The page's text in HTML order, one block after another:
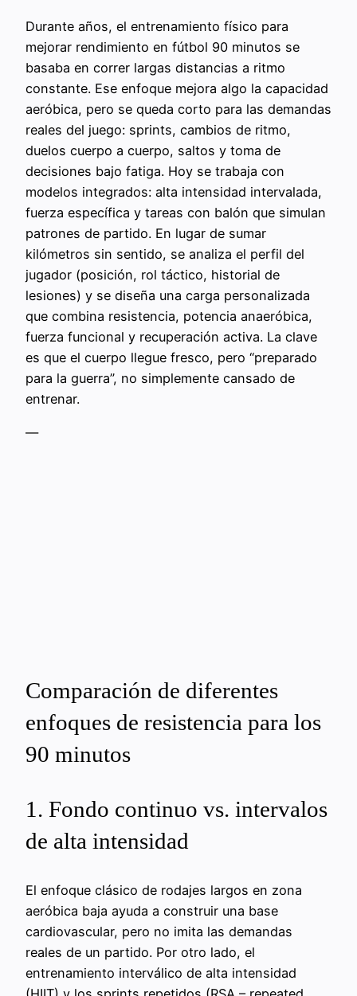
Durante años, el entrenamiento físico para
mejorar rendimiento en fútbol 90 minutos se
basaba en correr largas distancias a ritmo
constante. Ese enfoque mejora algo la capacidad
aeróbica, pero se queda corto para las demandas
reales del juego: sprints, cambios de ritmo,
duelos cuerpo a cuerpo, saltos y toma de
decisiones bajo fatiga. Hoy se trabaja con
modelos integrados: alta intensidad intervalada,
fuerza específica y tareas con balón que simulan
patrones de partido. En lugar de sumar
kilómetros sin sentido, se analiza el perfil del
jugador (posición, rol táctico, historial de
lesiones) y se diseña una carga personalizada
que combina resistencia, potencia anaeróbica,
fuerza funcional y recuperación activa. La clave
es que el cuerpo llegue fresco, pero “preparado
para la guerra”, no simplemente cansado de
entrenar.
—
Comparación de diferentes
enfoques de resistencia para los
90 minutos
1. Fondo continuo vs. intervalos
de alta intensidad
El enfoque clásico de rodajes largos en zona
aeróbica baja ayuda a construir una base
cardiovascular, pero no imita las demandas
reales de un partido. Por otro lado, el
entrenamiento interválico de alta intensidad